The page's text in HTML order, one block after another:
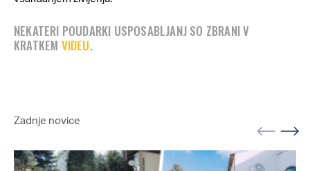
NEKATERI POUDARKI USPOSABLJANJ SO ZBRANI V
KRATKEM VIDEU.
Zadnje novice